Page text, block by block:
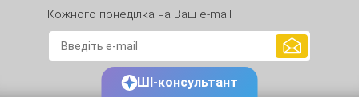
Кожного понеділка на Ваш e-mail
ШІ-консультант